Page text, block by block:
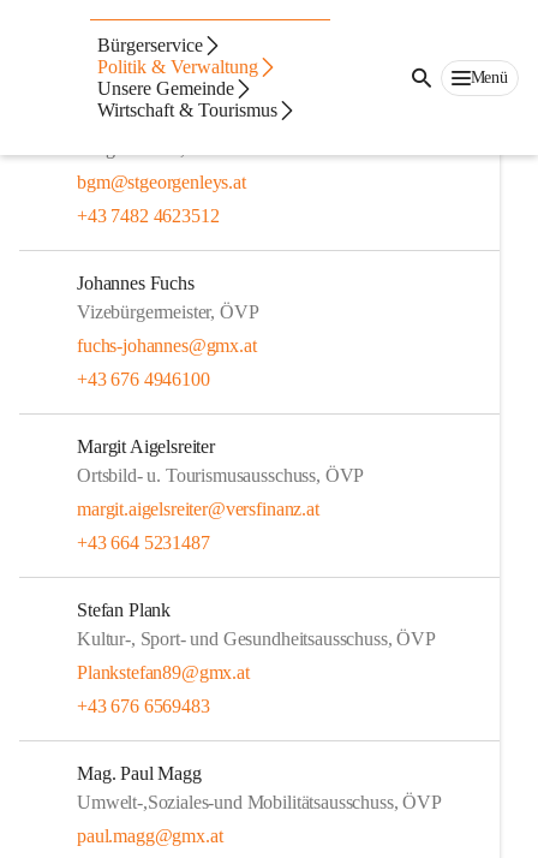
Bürgerservice
Politik & Verwaltung
Unsere Gemeinde
Wirtschaft & Tourismus
Menü
Gemeinderäte
Geschäftsführender Gemeinderat
Alois Mellmer
bgm@stgeorgenleys.at
+43 7482 4623512
Johannes Fuchs
Vizebürgermeister, ÖVP
fuchs-johannes@gmx.at
+43 676 4946100
Margit Aigelsreiter
Ortsbild- u. Tourismusausschuss, ÖVP
margit.aigelsreiter@versfinanz.at
+43 664 5231487
Stefan Plank
Kultur-, Sport- und Gesundheitsausschuss, ÖVP
Plankstefan89@gmx.at
+43 676 6569483
Mag. Paul Magg
Umwelt-,Soziales-und Mobilitätsausschuss, ÖVP
paul.magg@gmx.at